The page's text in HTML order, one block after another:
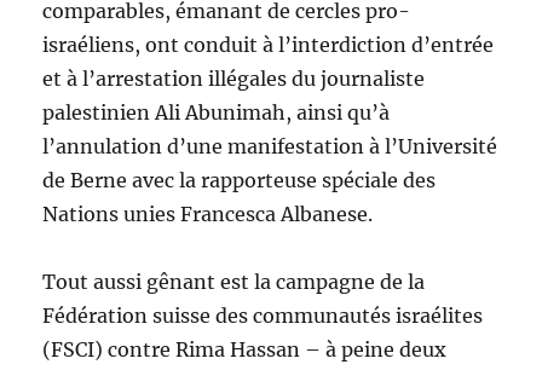
comparables, émanant de cercles pro-
israéliens, ont conduit à l’interdiction d’entrée
et à l’arrestation illégales du journaliste
palestinien Ali Abunimah, ainsi qu’à
l’annulation d’une manifestation à l’Université
de Berne avec la rapporteuse spéciale des
Nations unies Francesca Albanese.
Tout aussi gênant est la campagne de la
Fédération suisse des communautés israélites
(FSCI) contre Rima Hassan – à peine deux